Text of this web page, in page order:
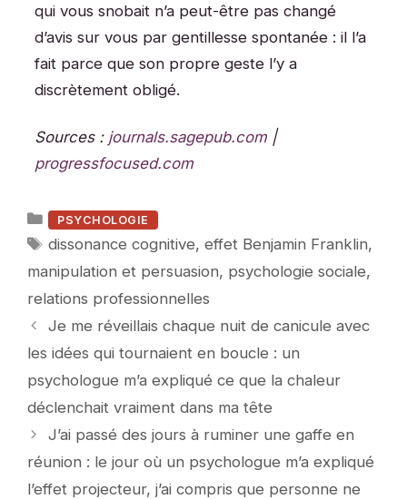
qui vous snobait n’a peut-être pas changé
d’avis sur vous par gentillesse spontanée : il l’a
fait parce que son propre geste l’y a
discrètement obligé.
Sources : journals.sagepub.com |
progressfocused.com
Catégories
PSYCHOLOGIE
Étiquettes
dissonance cognitive,effet Benjamin Franklin,
manipulation et persuasion, psychologie sociale,
relations professionnelles
Je me réveillais chaque nuit de canicule avec
les idées qui tournaient en boucle : un
psychologue m’a expliqué ce que la chaleur
déclenchait vraiment dans ma tête
J’ai passé des jours à ruminer une gaffe en
réunion : le jour où un psychologue m’a expliqué
l’effet projecteur, j’ai compris que personne ne